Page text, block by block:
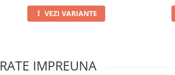
VEZI VARIANTE
IMPREUNA